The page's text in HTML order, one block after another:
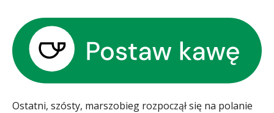
Ostatni, szósty, marszobieg rozpoczął się na polanie